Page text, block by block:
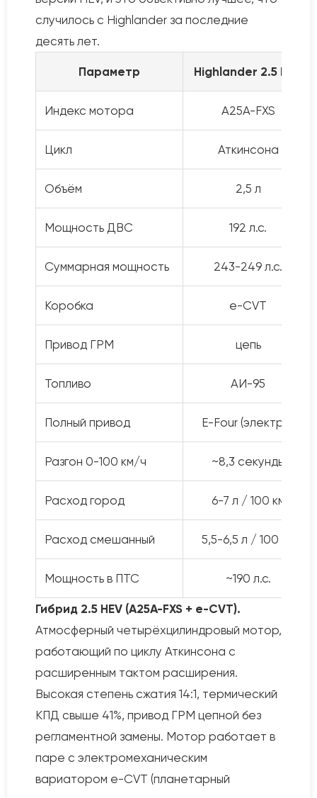
случилось с Highlander за последние
десять лет.
Параметр Highlander 2.5 HEV
Индекс мотора A25A-FXS
Цикл Аткинсона
Объём 2,5 л
Мощность ДВС 192 л.с.
Суммарная мощность 243-249 л.с.
Коробка e-CVT
Привод ГРМ цепь
Топливо АИ-95
Полный привод E-Four (электро)
Разгон 0-100 км/ч ~8,3 секунды
Расход город 6-7 л / 100 км
Расход смешанный 5,5-6,5 л / 100 км
Мощность в ПТС ~190 л.с.
Гибрид 2.5 HEV (A25A-FXS + e-CVT).
Атмосферный четырёхцилиндровый мотор,
работающий по циклу Аткинсона с
расширенным тактом расширения.
Высокая степень сжатия 14:1, термический
КПД свыше 41%, привод ГРМ цепной без
регламентной замены. Мотор работает в
паре с электромеханическим
вариатором e-CVT (планетарный